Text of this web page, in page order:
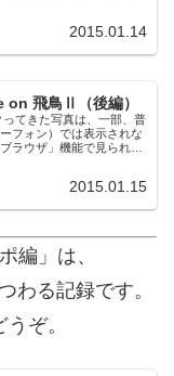
2015.01.14
飛鳥Ⅱ（後編）
ってきた写真は、一部、普
フォン）では表示されな
ラウザ」機能で見られる
2015.01.15
編」は、
わる記録です。
ぞ。